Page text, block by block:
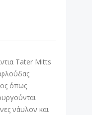
Tater Mitts
φλούδας
όπως
νάυλον και